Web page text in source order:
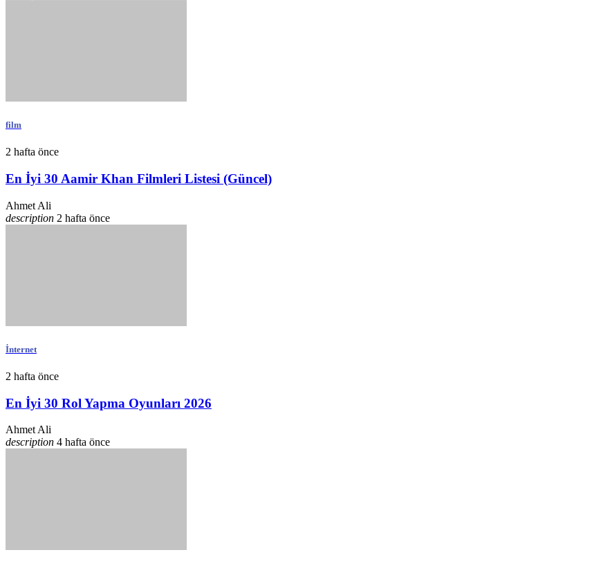
film
2 hafta önce
En İyi 30 Aamir Khan Filmleri Listesi (Güncel)
Ahmet Ali
description 2 hafta önce
İnternet
2 hafta önce
En İyi 30 Rol Yapma Oyunları 2026
Ahmet Ali
description 4 hafta önce